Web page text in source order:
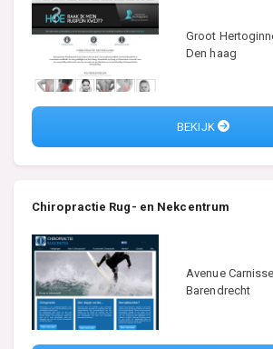
Groot
Den haag
BEKIJK
Chiropractie Rug- en Nekcentrum
Avenue
Barendrecht